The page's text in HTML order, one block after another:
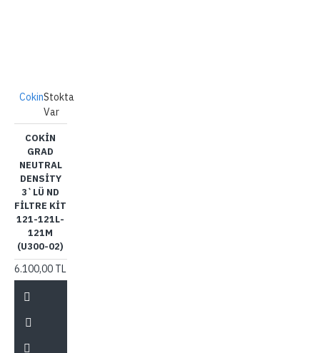
CokinStokta
Var
COKIN
GRAD
NEUTRAL
DENSITY
3`LÜ ND
FILTRE KIT
121-121L-
121M
(U300-02)
6.100,00 TL